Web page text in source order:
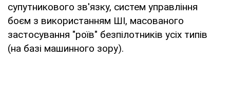
супутникового зв'язку, систем управління
боєм з використанням ШІ, масованого
застосування "роїв" безпілотників усіх типів
(на базі машинного зору).